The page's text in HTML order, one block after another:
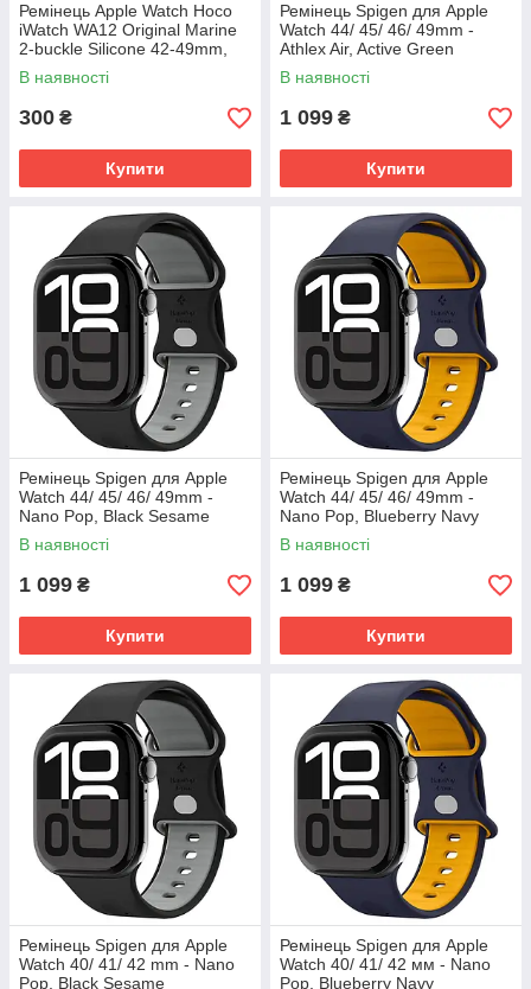
Ремінець Apple Watch Hoco
iWatch WA12 Original Marine
2-buckle Silicone 42-49mm,
White (789518)
В наявності
300 ₴
Купити
Ремінець Spigen для Apple
Watch 44/ 45/ 46/ 49mm -
Athlex Air, Active Green
(AMP09035)
В наявності
1 099 ₴
Купити
Ремінець Spigen для Apple
Watch 44/ 45/ 46/ 49mm -
Nano Pop, Black Sesame
(AMP09321)
В наявності
1 099 ₴
Купити
Ремінець Spigen для Apple
Watch 44/ 45/ 46/ 49mm -
Nano Pop, Blueberry Navy
(AMP09322)
В наявності
1 099 ₴
Купити
Ремінець Spigen для Apple
Watch 40/ 41/ 42 mm - Nano
Pop, Black Sesame
Ремінець Spigen для Apple
Watch 40/ 41/ 42 мм - Nano
Pop, Blueberry Navy